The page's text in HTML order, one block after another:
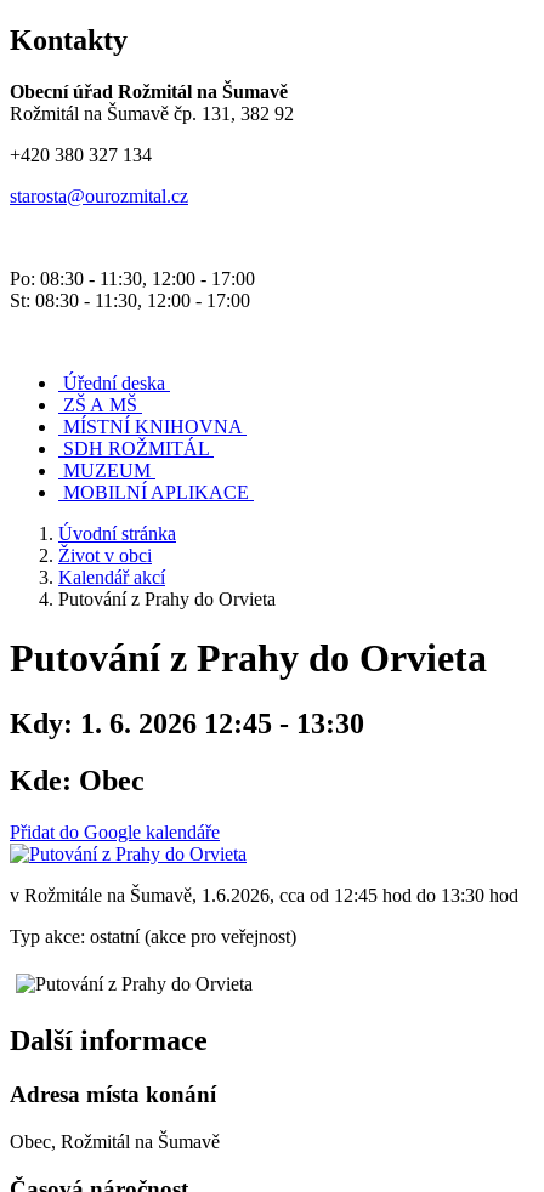
Kontakty
Obecní úřad Rožmitál na Šumavě
Rožmitál na Šumavě čp. 131, 382 92
+420 380 327 134
starosta@ourozmital.cz
Po: 08:30 - 11:30, 12:00 - 17:00
St: 08:30 - 11:30, 12:00 - 17:00
Úřední deska
ZŠ A MŠ
MÍSTNÍ KNIHOVNA
SDH ROŽMITÁL
MUZEUM
MOBILNÍ APLIKACE
Úvodní stránka
Život v obci
Kalendář akcí
Putování z Prahy do Orvieta
Putování z Prahy do Orvieta
Kdy: 1. 6. 2026 12:45 - 13:30
Kde: Obec
Přidat do Google kalendáře
v Rožmitále na Šumavě, 1.6.2026, cca od 12:45 hod do 13:30 hod
Typ akce: ostatní (akce pro veřejnost)
Další informace
Adresa místa konání
Obec, Rožmitál na Šumavě